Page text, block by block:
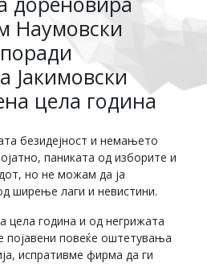
Наумовски
Јакимовски
цела година
безидејност и немањето
паниката од изборите и
но не можам да ја
ширење лаги и невистини.
цела годинa и од негрижата
појавени повеќе оштетувања
испративме фирма да ги